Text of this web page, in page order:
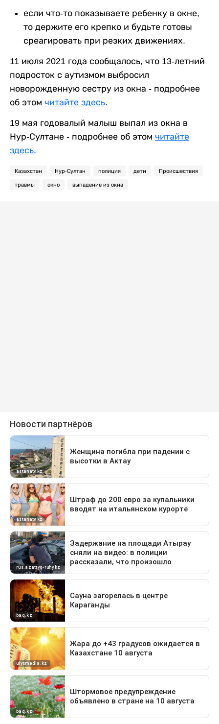
если что-то показываете ребенку в окне,
то держите его крепко и будьте готовы
среагировать при резких движениях.
11 июля 2021 года сообщалось, что 13-летний
подросток с аутизмом выбросил
новорожденную сестру из окна - подробнее
об этом читайте здесь.
19 мая годовалый малыш выпал из окна в
Нур-Султане - подробнее об этом читайте
здесь.
Казахстан Нур-Султан полиция дети Происшествия
травмы окно выпадение из окна